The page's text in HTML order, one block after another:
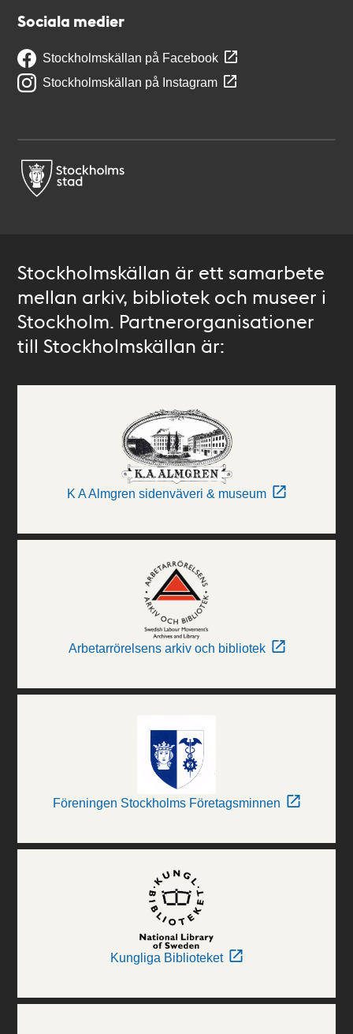
Sociala medier
Stockholmskällan på Facebook
Stockholmskällan på Instagram
Stockholmskällan är ett samarbete
mellan arkiv, bibliotek och museer i
Stockholm. Partnerorganisationer
till Stockholmskällan är:
K A Almgren sidenväveri & museum
Arbetarrörelsens arkiv och bibliotek
Föreningen Stockholms Företagsminnen
Kungliga Biblioteket